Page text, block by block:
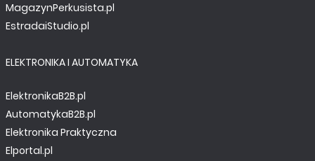
MagazynPerkusista.pl
EstradaiStudio.pl
ELEKTRONIKA I AUTOMATYKA
ElektronikaB2B.pl
AutomatykaB2B.pl
Elektronika Praktyczna
Elportal.pl